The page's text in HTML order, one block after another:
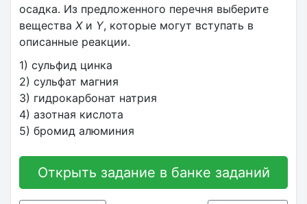
осадка. Из предложенного перечня выберите
вещества Xи Y, которые могут вступать в
описанные реакции.
1) сульфид цинка
2) сульфат магния
3) гидрокарбонат натрия
4) азотная кислота
5) бромид алюминия
Открыть задание в банке заданий